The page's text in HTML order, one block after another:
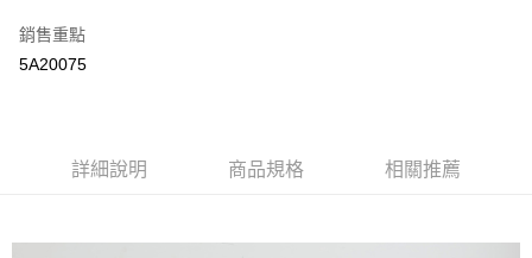
２．便利：只要手機號碼，簡訊認證，即可結帳。
３．安心：先確認商品／服務後，再付款。
２．訂單成立數日內，您將收到繳費通知簡訊。
３．收到繳費通知簡訊後14天內，點擊此簡訊中的連結，可透過四大超商／
購買商品的店家。未經商家同意取消之訂單仍視為有效，需透過AFTEE先享
7-11取貨付款
付款後7-11取貨
銷售重點
5A20075
詳細說明 商品規格 相關推薦